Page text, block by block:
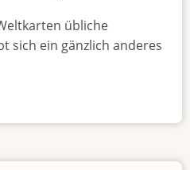
übliche
sich ein gänzlich anderes